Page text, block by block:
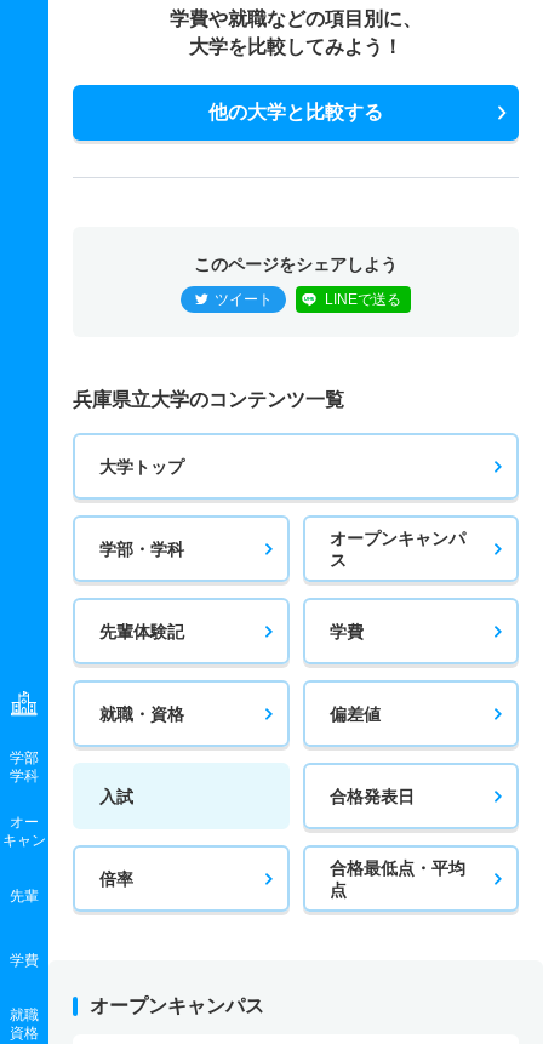
学部
学科
オー
キャン
先輩
学費
就職
資格
学費や就職などの項目別に、
大学を比較してみよう！
他の大学と比較する
このページをシェアしよう
ツイート LINEで送る
兵庫県立大学のコンテンツ一覧
大学トップ
学部・学科
オープンキャンパ
ス
先輩体験記 学費
就職・資格 偏差値
入試 合格発表日
倍率
合格最低点・平均
点
オープンキャンパス